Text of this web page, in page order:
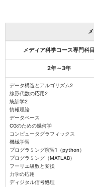
メディア科学コース専門科目
2年～3年
データ構造とアルゴリズム2
線形代数の応用2
統計学2
情報理論
データベース
CGのための幾何学
コンピュータグラフィックス
機械学習
プログラミング演習1（python）
プログラミング（MATLAB）
フーリエ級数と変換
力学の応用
ディジタル信号処理